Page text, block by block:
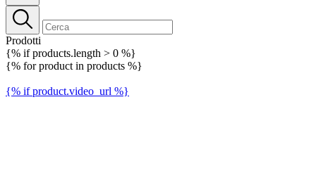
Prodotti
{% if products.length > 0 %}
{% for product in products %}
{% if product.video_url %}